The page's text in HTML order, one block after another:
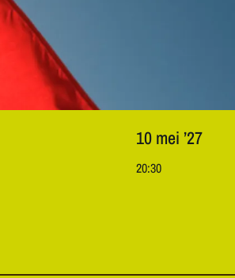
10 mei ’27
20:30